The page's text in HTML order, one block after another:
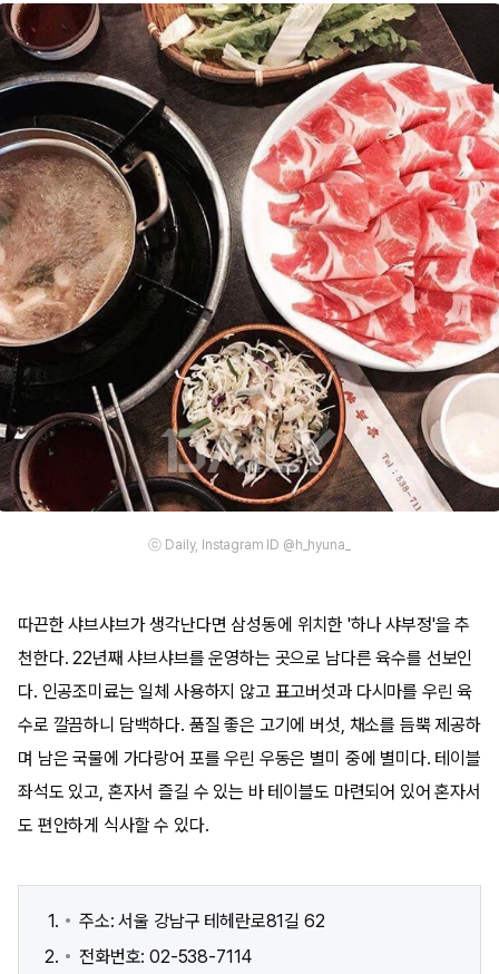
ⓒ Daily, Instagram ID @h_hyuna_
따끈한 샤브샤브가 생각난다면 삼성동에 위치한 '하나 샤부정'을 추
천한다. 22년째 샤브샤브를 운영하는 곳으로 남다른 육수를 선보인
다. 인공조미료는 일체 사용하지 않고 표고버섯과 다시마를 우린 육
수로 깔끔하니 담백하다. 품질 좋은 고기에 버섯, 채소를 듬뿍 제공하
며 남은 국물에 가다랑어 포를 우린 우동은 별미 중에 별미다. 테이블
좌석도 있고, 혼자서 즐길 수 있는 바 테이블도 마련되어 있어 혼자서
도 편안하게 식사할 수 있다.
주소: 서울 강남구 테헤란로81길 62
전화번호: 02-538-7114